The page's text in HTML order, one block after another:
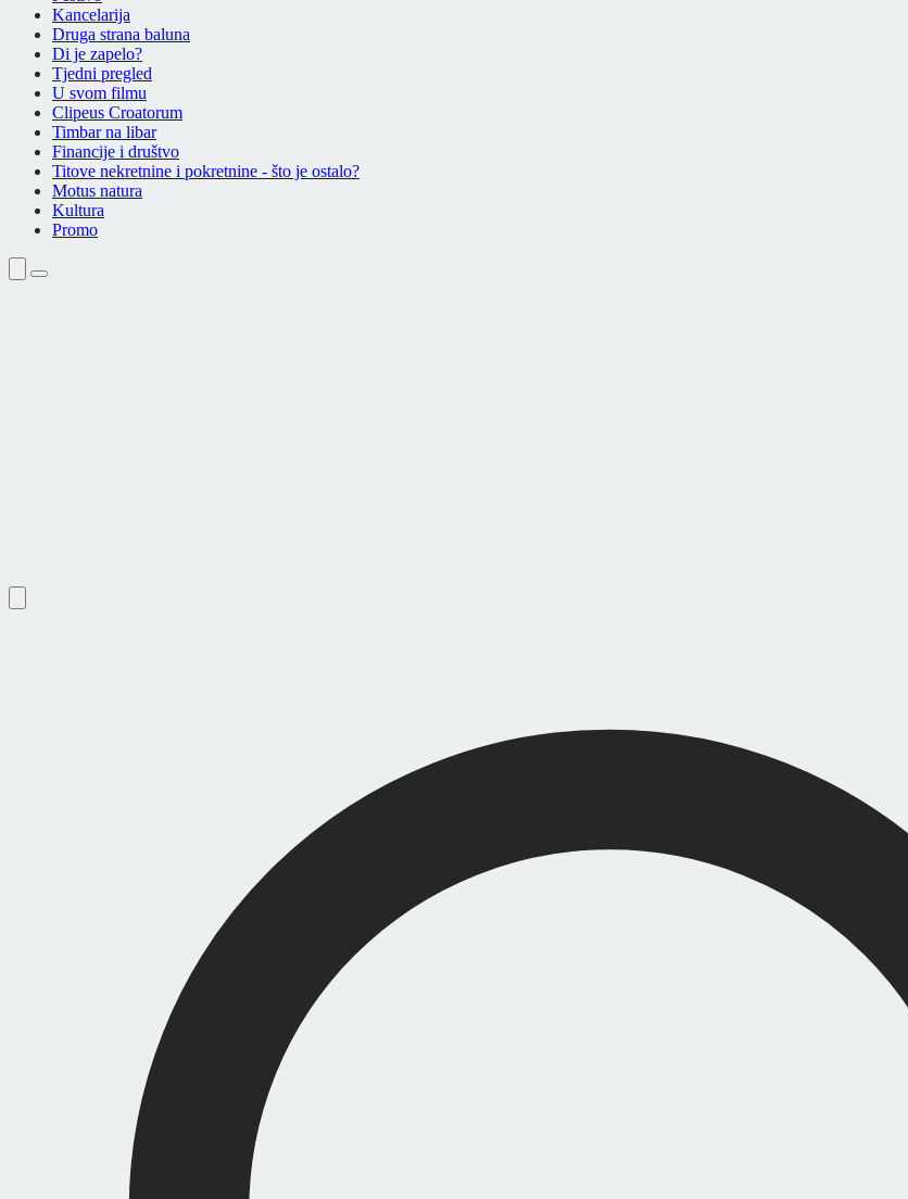
Kancelarija
Druga strana baluna
Di je zapelo?
Tjedni pregled
U svom filmu
Clipeus Croatorum
Timbar na libar
Financije i društvo
Titove nekretnine i pokretnine - što je ostalo?
Motus natura
Kultura
Promo